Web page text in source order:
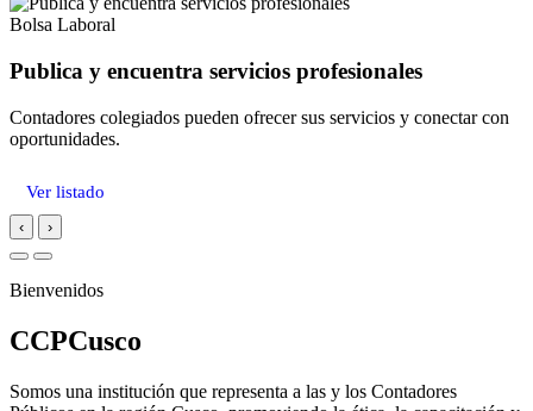
Bolsa Laboral
Publica y encuentra servicios profesionales
Contadores colegiados pueden ofrecer sus servicios y conectar con
oportunidades.
Ver listado
‹ ›
Bienvenidos
CCPCusco
Somos una institución que representa a las y los Contadores